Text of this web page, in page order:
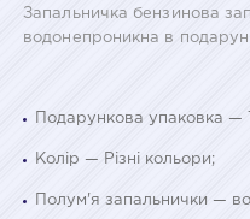
Запальничка бензинова
водонепроникна в
Подарункова упаковка —
Колір — Різні кольори;
Полум'я запальнички —